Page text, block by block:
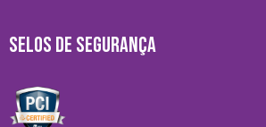
SELOS DE SEGURANÇA